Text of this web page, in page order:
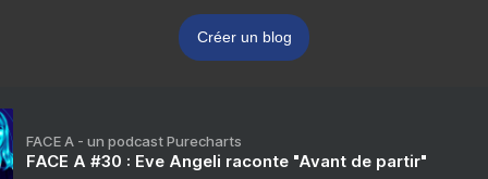
Créer un blog
FACE A - un podcast Purecharts
FACE A #30 : Eve Angeli raconte "Avant de partir"